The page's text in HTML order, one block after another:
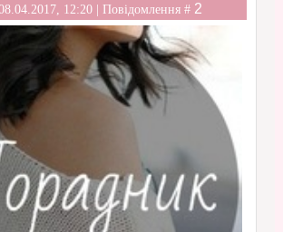
12:20 | Повідомлення # 2